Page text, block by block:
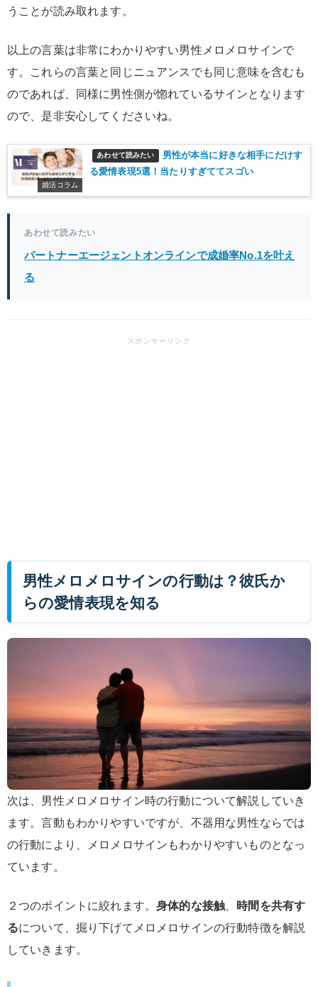
うことが読み取れます。
以上の言葉は非常にわかりやすい男性メロメロサインで
す。これらの言葉と同じニュアンスでも同じ意味を含むも
のであれば、同様に男性側が惚れているサインとなります
ので、是非安心してくださいね。
婚活コラム
あわせて読みたい
男性が本当に好きな相手にだけす
る愛情表現5選！当たりすぎててスゴい
あわせて読みたい
パートナーエージェントオンラインで成婚率No.1を叶え
る
男性メロメロサインの行動は？彼氏か
らの愛情表現を知る
次は、男性メロメロサイン時の行動について解説していき
ます。言動もわかりやすいですが、不器用な男性ならでは
の行動により、メロメロサインもわかりやすいものとなっ
ています。
２つのポイントに絞れます。身体的な接触
時間を共有す
るについて、掘り下げてメロメロサインの行動特徴を解説
していきます。